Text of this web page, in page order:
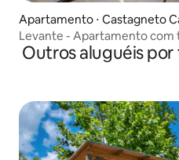
Apartamento ⋅ Castagneto
Levante - Apartamento com
Outros aluguéis